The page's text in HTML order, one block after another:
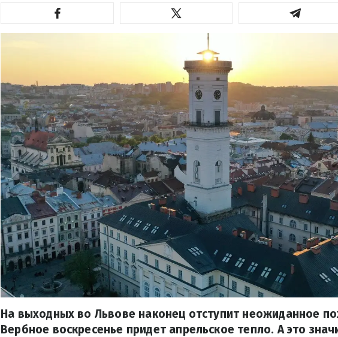
На выходных во Львове наконец отступит неожиданное
Вербное воскресенье придет апрельское тепло. А это